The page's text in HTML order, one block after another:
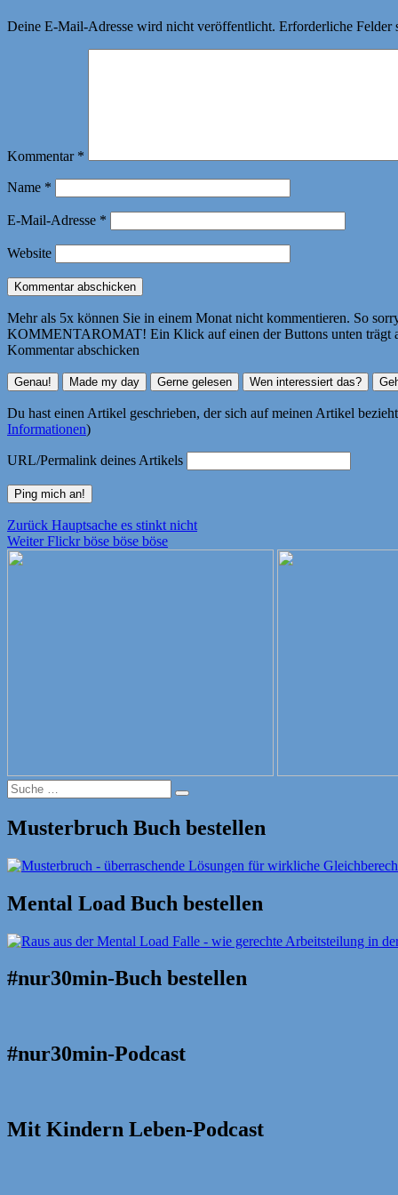
Deine E-Mail-Adresse wird nicht veröffentlicht. Erforderliche Felder
Kommentar *
Name *
E-Mail-Adresse *
Website
Mehr als 5x können Sie in einem Monat nicht kommentieren. So
KOMMENTAROMAT! Ein Klick auf einen der Buttons unten trägt
Kommentar abschicken
Du hast einen Artikel geschrieben, der sich auf meinen Artikel
Informationen)
URL/Permalink deines Artikels
Beitragsnavigation
Zurück Vorheriger
Beitrag:
Hauptsache es stinkt nicht
Weiter Nächster
Flickr böse böse böse
Suche
nach:
Suche
Musterbruch Buch bestellen
Mental Load Buch bestellen
#nur30min-Buch bestellen
#nur30min-Podcast
Mit Kindern Leben-Podcast